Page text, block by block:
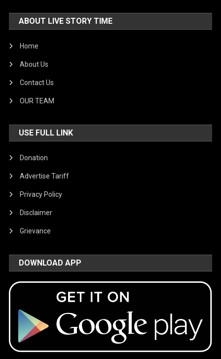
ABOUT LIVE STORY TIME
Home
About Us
Contact Us
OUR TEAM
USE FULL LINK
Donation
Advertise Tariff
Privacy Policy
Disclaimer
Grievance
DOWNLOAD APP